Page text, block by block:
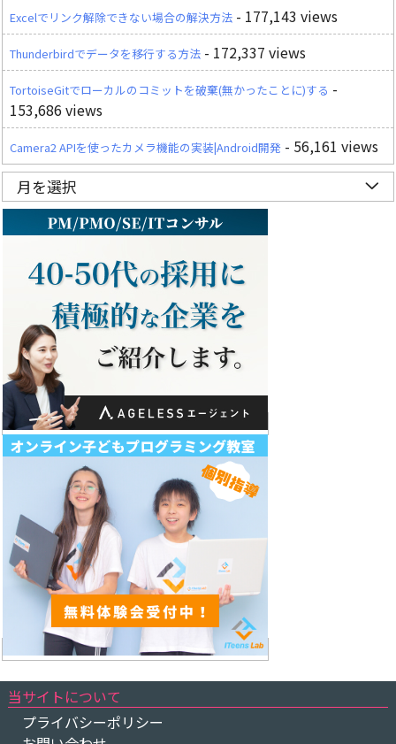
Excelでリンク解除できない場合の解決方法 - 177,143 views
Thunderbirdでデータを移行する方法 - 172,337 views
TortoiseGitでローカルのコミットを破棄(無かったことに)する -
153,686 views
Camera2 APIを使ったカメラ機能の実装|Android開発 - 56,161 views
月を選択
当サイトについて
プライバシーポリシー